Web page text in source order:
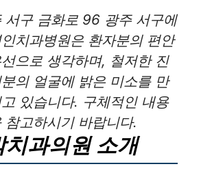
서구 금화로 96 광주 서구에
치과병원은 환자분의 편안
으로 생각하며, 철저한 진
의 얼굴에 밝은 미소를 만
있습니다. 구체적인 내용
참고하시기 바랍니다.
치과의원 소개